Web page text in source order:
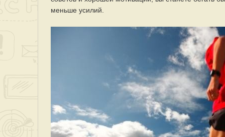
меньше усилий.